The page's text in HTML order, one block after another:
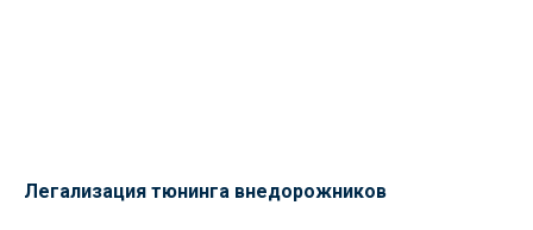
Легализация тюнинга внедорожников